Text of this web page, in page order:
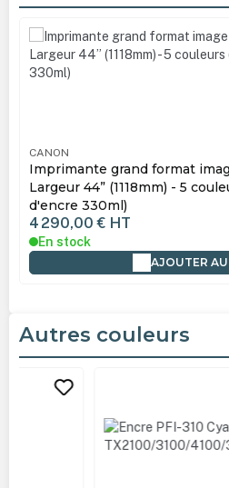
Ignorer la galerie de produits
CANON
Imprimante grand format
Largeur 44” (1118mm) - 5
d'encre 330ml)
4 290,00 € HT
En stock
AJOUTER
Autres couleurs